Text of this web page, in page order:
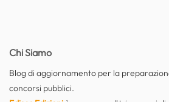
Chi Siamo
Blog di aggiornamento per la
concorsi pubblici.